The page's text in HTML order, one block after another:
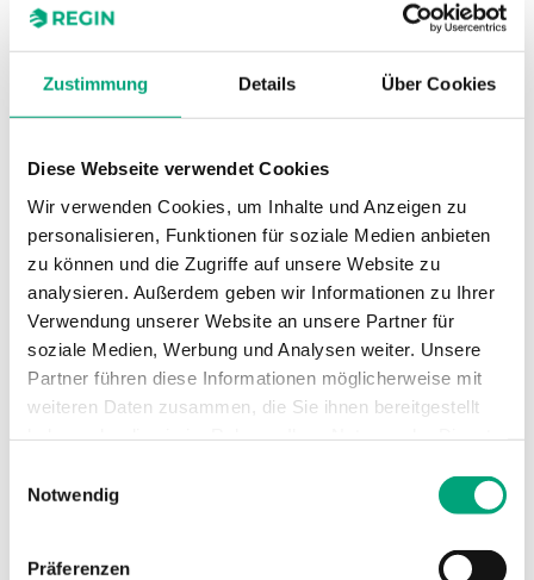
Zustimmung Details Über Cookies
Diese Webseite verwendet Cookies
Wir verwenden Cookies, um Inhalte und Anzeigen zu
personalisieren, Funktionen für soziale Medien anbieten
zu können und die Zugriffe auf unsere Website zu
analysieren. Außerdem geben wir Informationen zu Ihrer
Verwendung unserer Website an unsere Partner für
soziale Medien, Werbung und Analysen weiter. Unsere
Partner führen diese Informationen möglicherweise mit
weiteren Daten zusammen, die Sie ihnen bereitgestellt
Notwendig
Präferenzen
Sensor-
Messbereich,
Temperatur
-50…70 °C
Sensorelement PT100
Sensorelement,
Klasse
DIN-Klasse B: ± (0,3 +
0,005 |T|°C)
Nennwiderstand 100 Ω (0 °C)
Außenfühler